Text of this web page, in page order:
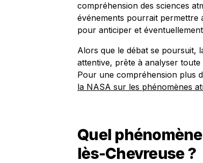
compréhension des sciences
événements pourrait permettre
pour anticiper et
Alors que le débat se poursuit,
attentive, prête à analyser
Pour une compréhension plus
la NASA sur les phénomènes
Quel
lès-Chevreuse ?